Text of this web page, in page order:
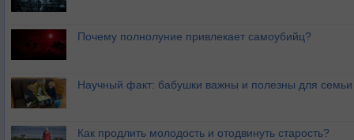
Почему полнолуние привлекает самоубийц?
Научный факт: бабушки важны и полезны для семьи
Как продлить молодость и отодвинуть старость?